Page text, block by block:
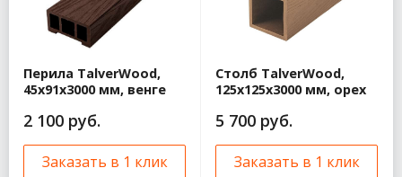
Перила TalverWood,
45x91x3000 мм, венге
2 100 руб.
Заказать в 1 клик
Столб TalverWood,
125x125x3000 мм, орех
5 700 руб.
Заказать в 1 клик